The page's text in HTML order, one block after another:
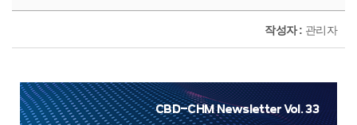
작성자 : 관리자
CBD-CHM Newsletter Vol. 33